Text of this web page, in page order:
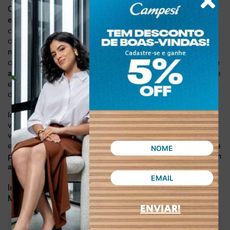
ENVIAR!
Com seu design único, que combina o clássico com a
exuberância do animal print
, presente em algumas
combinações, esse tênis é perfeito para quem ama se
destacar, além de ser leve, pesando 0,733 kg.A mistura de
materiais, como o sintético e o couro com pelos, garante
durabilidade e um toque de sofisticação. Jáos cadarços de
amarrar e os passadores metalizadosadicionam um charme
extra, proporcionando um ajuste perfeito e um visual mais
despojado.
Ideal para o dia a dia e momentos de lazer, esse tênis é
versátil e combina com diversos estilos. Use-o com jeans,
vestidos, saias ou shorts e arrase por onde passar! Além de
estilo, o tênis Tanara oferece conforto absoluto, graças à sua
palmilha macia e à sola leve e flexível que feita em TR e tem
altura de 2,9 cm .
Indicado para: Dia a dia, lazer
Material:Couro e sintético